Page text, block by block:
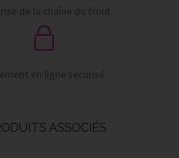
de la chaîne du froid
en ligne sécurisé
ASSOCIÉS